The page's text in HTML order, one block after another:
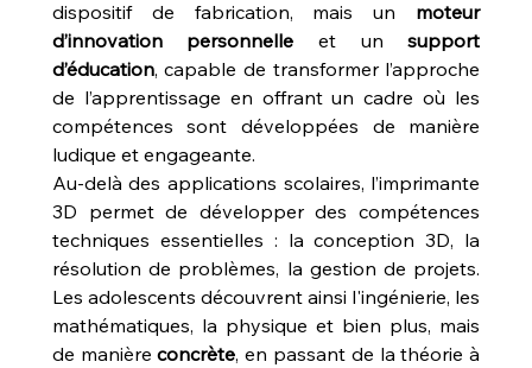
dispositif de fabrication, mais un moteur
d’innovation personnelle et un support
d’éducation, capable de transformer l’approche
de l’apprentissage en offrant un cadre où les
compétences sont développées de manière
ludique et engageante.
Au-delà des applications scolaires, l’imprimante
3D permet de développer des compétences
techniques essentielles : la conception 3D, la
résolution de problèmes, la gestion de projets.
Les adolescents découvrent ainsi l'ingénierie, les
mathématiques, la physique et bien plus, mais
de manière concrète, en passant de la théorie à